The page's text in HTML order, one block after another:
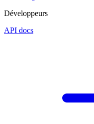
Développeurs
API docs